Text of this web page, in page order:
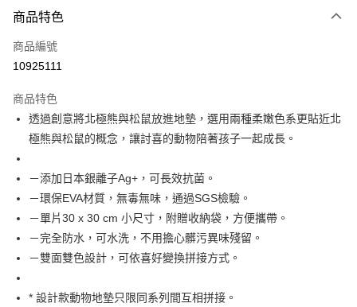
Apple Pay
悠遊付
全盈+PAY
大哥付你分期
相關說明
【大哥付你分期使用說明】
1.本服務由台灣大哥大提供，台灣大哥大用戶可立即使用無須另外申請。
2.付款方式選擇「大哥付你分期」，訂單成立後會自動跳轉到大哥付的交易
流程，驗證手機門號後，選擇欲分期的期數、繳款截止日，確認付款後即完
成交易。
3.實際核准額度、可分期數及費用金額請依後續交易確認頁面所載為準。
4.訂單成立30分鐘內，如未前往確認交易或遇審核未通過，訂單將自動取
【繳款方式說明】
ATM付款
運送方式
宅配【父親節大回饋】限時$299免運
商品特色
商品編號
10925111
商品特色
透過創意將北極熊與松鼠放進地墊，選用兩種柔嫩色系更貼近北
極熊與松鼠的概念，讓討喜的動物陪著孩子一起成長。
－添加日本銀離子Ag+，可長效抗菌。
－環保EVA材質，無毒無味，通過SGS檢驗。
－單片30 x 30 cm 小尺寸，附贈收納袋，方便攜帶。
－完全防水，可水洗，不用擔心髒污異味殘留。
－雙面雙色設計，可依喜好變換拼接方式。
* 設計款動物地墊只限同系列間互相拼接。